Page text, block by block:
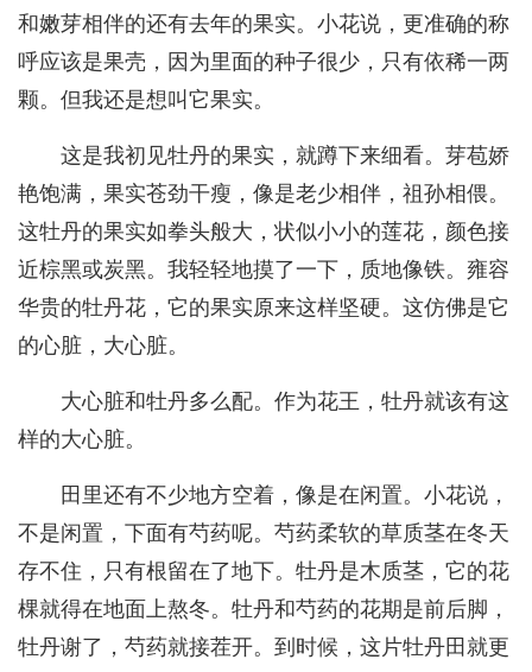
和嫩芽相伴的还有去年的果实。小花说，更准确的称
呼应该是果壳，因为里面的种子很少，只有依稀一两
颗。但我还是想叫它果实。
这是我初见牡丹的果实，就蹲下来细看。芽苞娇
艳饱满，果实苍劲干瘦，像是老少相伴，祖孙相偎。
这牡丹的果实如拳头般大，状似小小的莲花，颜色接
近棕黑或炭黑。我轻轻地摸了一下，质地像铁。雍容
华贵的牡丹花，它的果实原来这样坚硬。这仿佛是它
的心脏，大心脏。
大心脏和牡丹多么配。作为花王，牡丹就该有这
样的大心脏。
田里还有不少地方空着，像是在闲置。小花说，
不是闲置，下面有芍药呢。芍药柔软的草质茎在冬天
存不住，只有根留在了地下。牡丹是木质茎，它的花
棵就得在地面上熬冬。牡丹和芍药的花期是前后脚，
牡丹谢了，芍药就接茬开。到时候，这片牡丹田就更